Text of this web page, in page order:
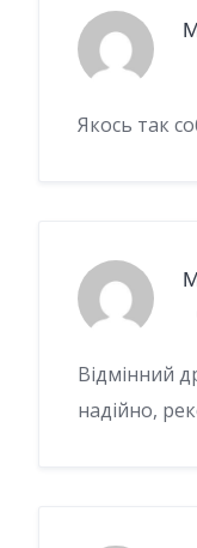
Якось так
Відмінний
надійно,